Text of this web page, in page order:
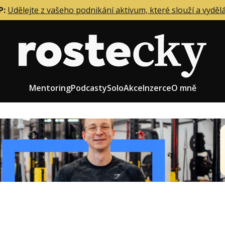
Udělejte z vašeho podnikání aktivum, které slouží a
MentoringPodcastySoloAkceInzerceO mně
firmy
zaměstnanců
a prodej
Role zakladatele/CEO
Růst firmy